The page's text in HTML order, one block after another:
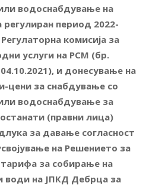
водоснабдување на
период 2022-
комисија за
услуги на РСМ (бр.
04.10.2021), и донесување на
цени за снабдување со
водоснабдување за
(правни лица)
за давање согласност
на Решението за
за собирање на
води на ЈПКД Дебрца за